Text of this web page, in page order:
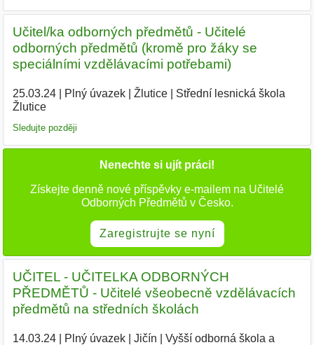
Učitel/ka odborných předmětů - Učitelé
odborných předmětů (kromě pro žáky se
speciálními vzdělávacími potřebami)
25.03.24| Plný úvazek| Žlutice|
Střední lesnická škola
Žlutice|
Sledujte později
Nenechte si ujít práci!
Získejte denně nové příspěvky e-mailem na Učitelé
Odborných Předmětů v Česko.
Zaregistrujte se nyní
UČITEL - UČITELKA ODBORNÝCH
PŘEDMĚTŮ - Učitelé všeobecně vzdělávacích
předmětů na středních školách
14.03.24| Plný úvazek| Jičín
Vyšší odborná škola a